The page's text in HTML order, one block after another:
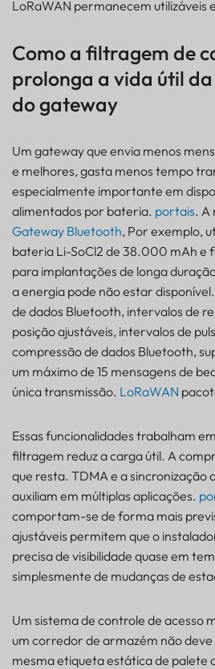
LoRaWAN permanecem utilizáveis
Como a filtragem de
prolonga a vida útil
do gateway
Um gateway que envia menos
e melhores, gasta menos tempo
especialmente importante em
alimentados por bateria. portais. A
Gateway Bluetooth, Por exemplo,
bateria Li-SoCl2 de 38.000 mAh e
para implantações de longa
a energia pode não estar
de dados Bluetooth, intervalos de
posição ajustáveis, intervalos de
compressão de dados Bluetooth,
um máximo de 15 mensagens de
única transmissão. LoRaWAN
Essas funcionalidades trabalham
filtragem reduz a carga útil. A
que resta. TDMA e a sincronização
auxiliam em múltiplas aplicações.
comportam-se de forma mais
ajustáveis permitem que o
precisa de visibilidade quase em
simplesmente de mudanças de
Um sistema de controle de acesso
um corredor de armazém não
mesma etiqueta estática de palete